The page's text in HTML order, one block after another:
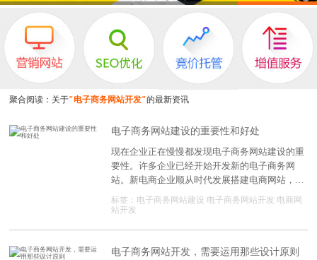
聚合阅读：关于"电子商务网站开发"的最新资讯
电子商务网站建设的重要性和好处
现在企业正在慢慢都发现电子商务网站建设的重
要性。许多企业已经开始开发新的电子商务网
站。新电商企业顺从时代发展搭建电商网站，建
设电子商务网站。真的是这样吗?电子商务平台
能给公司带来什么?以下就来分析一下。
标签： 电子商务网站建设 电子商务网站开发 电商网
站开发
电子商务网站开发，需要运用那些设计原则